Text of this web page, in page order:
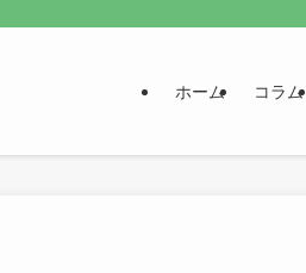
ホーム コラム